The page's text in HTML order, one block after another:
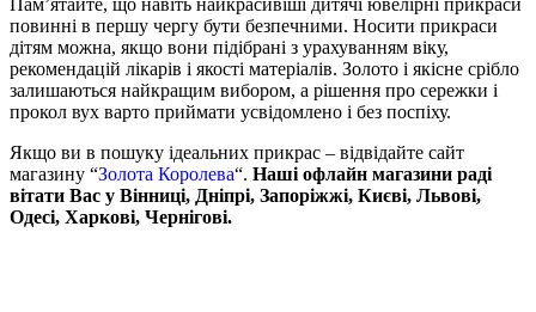
повинні в першу чергу бути безпечними. Носити прикраси
дітям можна, якщо вони підібрані з урахуванням віку,
рекомендацій лікарів і якості матеріалів. Золото і якісне срібло
залишаються найкращим вибором, а рішення про сережки і
прокол вух варто приймати усвідомлено і без поспіху.
Якщо ви в пошуку ідеальних прикрас – відвідайте сайт
магазину “Золота Королева“. Наші офлайн магазини раді
вітати Вас у Вінниці, Дніпрі, Запоріжжі, Києві, Львові,
Одесі, Харкові, Чернігові.